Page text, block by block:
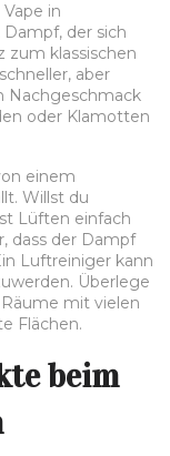
in
der sich
zum klassischen
aber
Nachgeschmack
oder Klamotten
einem
Willst du
Lüften einfach
dass der Dampf
Luftreiniger kann
Überlege
mit vielen
Flächen.
beim